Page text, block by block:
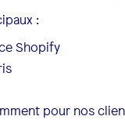
:
Shopify
pour nos